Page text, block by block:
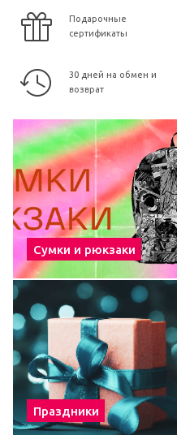
Подарочные
сертификаты
30 дней на обмен и
возврат
Сумки и рюкзаки
Праздники